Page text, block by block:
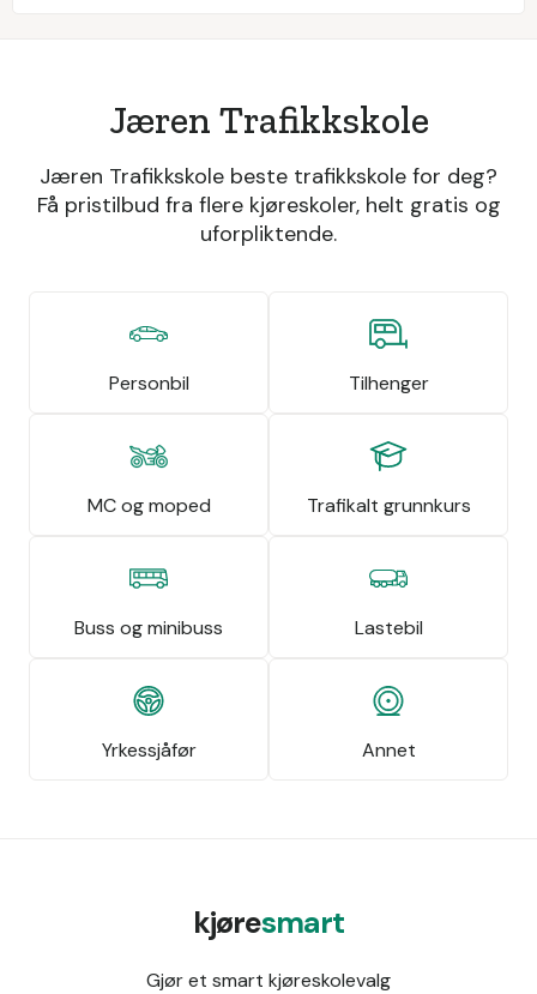
Jæren Trafikkskole
Jæren Trafikkskole beste trafikkskole for deg?
Få pristilbud fra flere kjøreskoler, helt gratis og
uforpliktende.
Personbil Tilhenger
MC og moped Trafikalt grunnkurs
Buss og minibuss Lastebil
Yrkessjåfør Annet
kjøresmart
Gjør et smart kjøreskolevalg